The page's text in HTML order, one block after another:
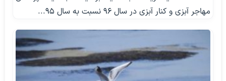
مهاجر آبزی و کنار آبزی در سال ۹۶ نسبت به سال ۹۵...